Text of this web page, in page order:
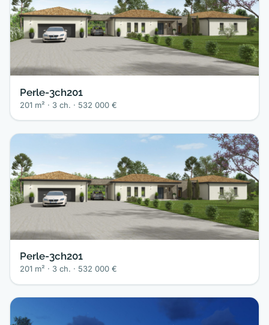
Perle-3ch201
201 m² · 3 ch. · 532 000 €
Perle-3ch201
201 m² · 3 ch. · 532 000 €